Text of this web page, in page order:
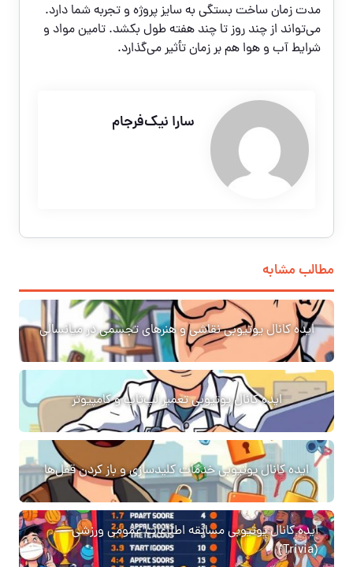
مدت زمان ساخت بستگی به سایز پروژه و تجربه شما دارد.
می‌تواند از چند روز تا چند هفته طول بکشد. تامین مواد و
شرایط آب و هوا هم بر زمان تأثیر می‌گذارد.
سارا نیک‌فرجام
مطالب مشابه
ایده کانال یوتیوبی نقاشی و هنرهای تجسمی در میانسالی
ایده کانال یوتیوبی تعمیر لپ‌تاپ و کامپیوتر
ایده کانال یوتیوبی خدمات کلیدسازی و باز کردن قفل‌ها
ایده کانال یوتیوبی مسابقه اطلاعات عمومی ورزشی
(Trivia)